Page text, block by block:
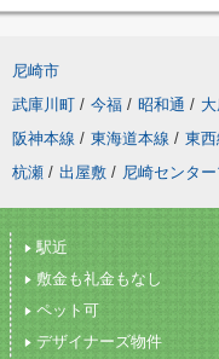
尼崎市
武庫川町 / 今福 / 昭和通 /
阪神本線 / 東海道本線 / 東西
杭瀬 / 出屋敷 / 尼崎センタ
駅近
敷金も礼金もなし
ペット可
デザイナーズ物件